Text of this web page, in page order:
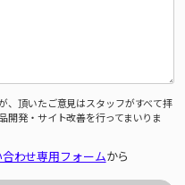
、頂いたご意見はスタッフがすべて拝
開発・サイト改善を行ってまいりま
合わせ専用フォームから